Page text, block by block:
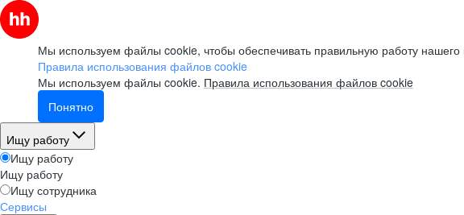
Мы используем файлы cookie, чтобы обеспечивать правильную работу нашего
Правила использования файлов cookie
Мы используем файлы cookie. Правила использования файлов cookie
Понятно
Ищу работу
Ищу работу
Ищу работу
Ищу сотрудника
Сервисы